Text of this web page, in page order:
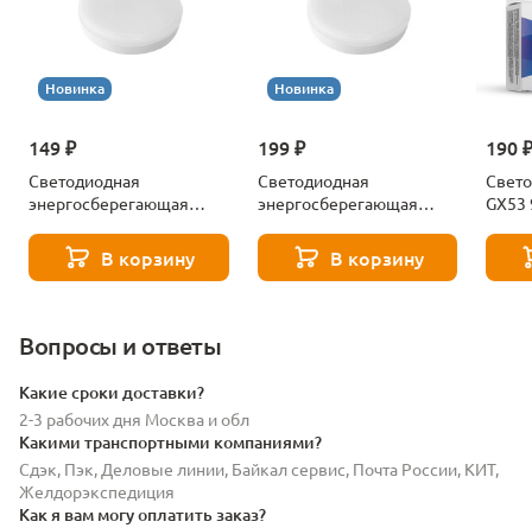
Новинка
149 ₽
Светодиодная
энергосберегающая
4000K Lightstar 943084-
XS
В корзину
Новинка
199 ₽
Светодиодная
энергосберегающая
4000K Lightstar 943124-
XS
В корзину
190
Вопросы и ответы
Какие сроки доставки?
2-3 рабочих дня Москва и обл
Какими транспортными компаниями?
Сдэк, Пэк, Деловые линии, Байкал сервис, Почта России, КИТ,
Желдорэкспедиция
Как я вам могу оплатить заказ?